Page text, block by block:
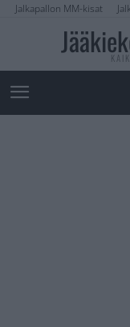
Jalkapallon MM-kisat